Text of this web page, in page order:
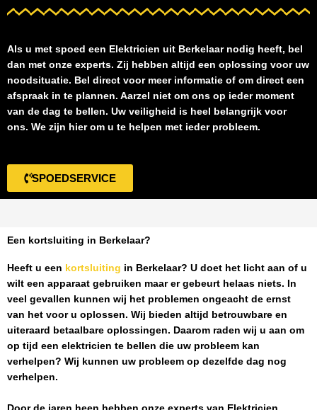
Als u met spoed een Elektricien uit Berkelaar nodig heeft, bel
dan met onze experts. Zij hebben altijd een oplossing voor uw
noodsituatie. Bel direct voor meer informatie of om direct een
afspraak in te plannen. Aarzel niet om ons op ieder moment
van de dag te bellen. Uw veiligheid is heel belangrijk voor
ons. We zijn hier om u te helpen met ieder probleem.
SPOEDSERVICE
Een kortsluiting in Berkelaar?
Heeft u een kortsluiting in Berkelaar? U doet het licht aan of u
wilt een apparaat gebruiken maar er gebeurt helaas niets. In
veel gevallen kunnen wij het problemen ongeacht de ernst
van het voor u oplossen. Wij bieden altijd betrouwbare en
uiteraard betaalbare oplossingen. Daarom raden wij u aan om
op tijd een elektricien te bellen die uw probleem kan
verhelpen? Wij kunnen uw probleem op dezelfde dag nog
verhelpen.